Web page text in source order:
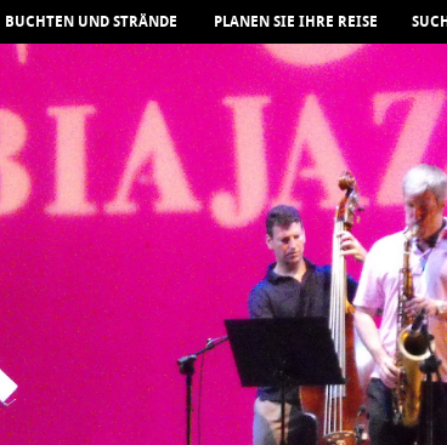
BUCHTEN UND STRÄNDE PLANEN SIE IHRE REISE